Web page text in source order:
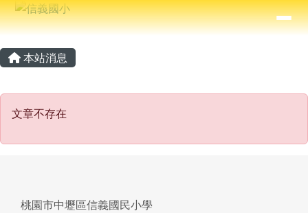
跳至主內容區
信義國小
⏸
導覽列
主內容區域
本站消息
文章不存在
文章不存在
頁尾區域
桃園市中壢區信義國民小學